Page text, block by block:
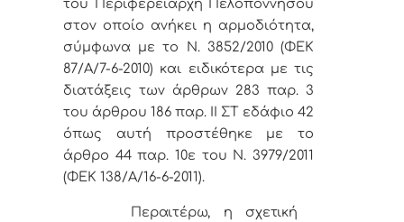
του Περιφερειάρχη Πελοποννήσου
στον οποίο ανήκει η αρμοδιότητα,
σύμφωνα με το Ν. 3852/2010 (ΦΕΚ
87/Α/7-6-2010) και ειδικότερα με τις
διατάξεις των άρθρων 283 παρ. 3
του άρθρου 186 παρ. ΙΙ ΣΤ εδάφιο 42
όπως αυτή προστέθηκε με το
άρθρο 44 παρ. 10ε του Ν. 3979/2011
(ΦΕΚ 138/Α/16-6-2011).
Περαιτέρω, η σχετική